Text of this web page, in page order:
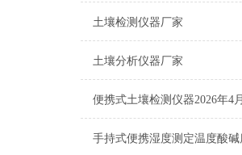
土壤检测仪器厂家
土壤分析仪器厂家